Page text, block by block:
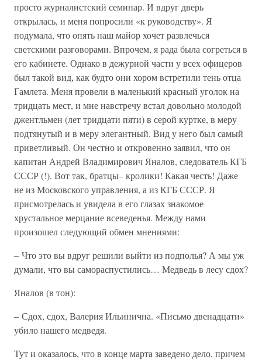
просто журналистский семинар. И вдруг дверь
открылась, и меня попросили «к руководству». Я
подумала, что опять наш майор хочет развлечься
светскими разговорами. Впрочем, я рада была согреться в
его кабинете. Однако в дежурной части у всех офицеров
был такой вид, как будто они хором встретили тень отца
Гамлета. Меня провели в маленький красный уголок на
тридцать мест, и мне навстречу встал довольно молодой
джентльмен (лет тридцати пяти) в серой куртке, в меру
подтянутый и в меру элегантный. Вид у него был самый
приветливый. Он честно и откровенно заявил, что он
капитан Андрей Владимирович Яналов, следователь КГБ
СССР (!). Вот так, братцы– кролики! Какая честь! Даже
не из Московского управления, а из КГБ СССР. Я
присмотрелась и увидела в его глазах знакомое
хрустальное мерцание всеведенья. Между нами
произошел следующий обмен мнениями:
– Что это вы вдруг решили выйти из подполья? А мы уж
думали, что вы самораспустились… Медведь в лесу сдох?
Яналов (в тон):
– Сдох, сдох, Валерия Ильинична. «Письмо двенадцати»
убило нашего медведя.
Тут и оказалось, что в конце марта заведено дело, причем